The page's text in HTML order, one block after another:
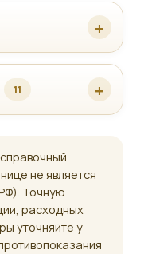
11
не является
Точную
расходных
уточняйте у